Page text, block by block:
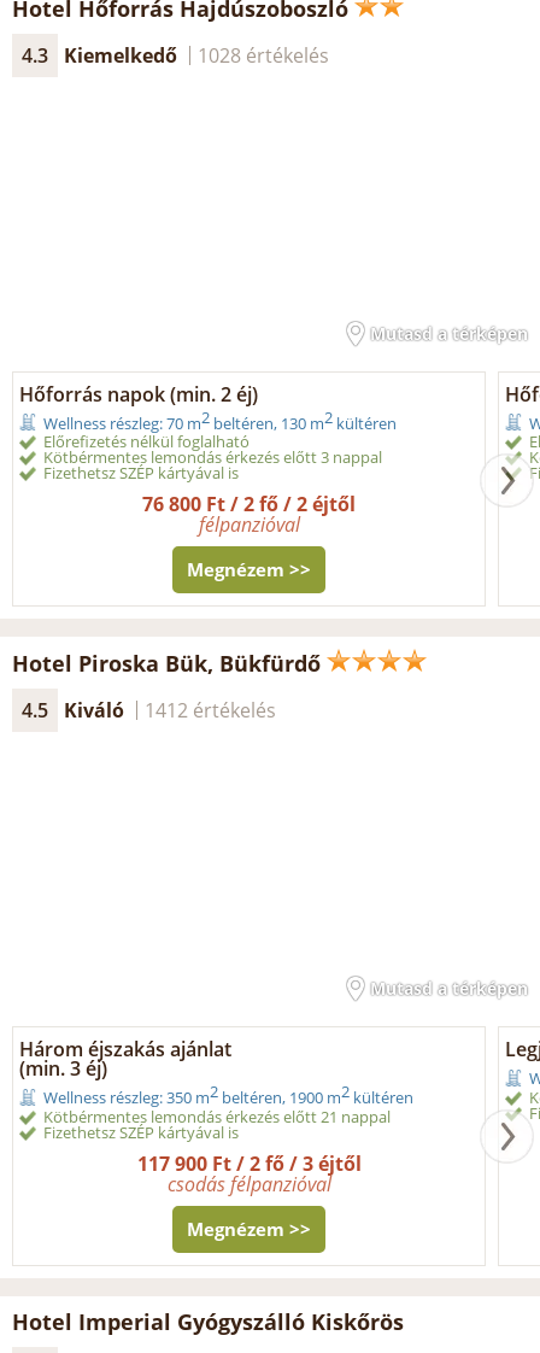
Hotel Hőforrás Hajdúszoboszló
4.3 Kiemelkedő 1028 értékelés
Mutasd a térképen
Hőforrás napok (min. 2 éj)
Wellness részleg: 70 m2 beltéren, 130 m2 kültéren
Előrefizetés nélkül foglalható
Kötbérmentes lemondás érkezés előtt 3 nappal
Fizethetsz SZÉP kártyával is
76 800 Ft / 2 fő / 2 éjtől
félpanzióval
Megnézem >>
Hotel Piroska Bük, Bükfürdő
4.5 Kiváló 1412 értékelés
Mutasd a térképen
Három éjszakás ajánlat
(min. 3 éj)
Wellness részleg: 350 m2 beltéren, 1900 m2 kültéren
Kötbérmentes lemondás érkezés előtt 21 nappal
Fizethetsz SZÉP kártyával is
117 900 Ft / 2 fő / 3 éjtől
csodás félpanzióval
Megnézem >>
Hotel Imperial Gyógyszálló Kiskőrös